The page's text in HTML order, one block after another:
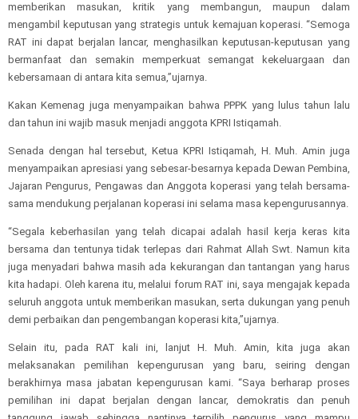
memberikan masukan, kritik yang membangun, maupun dalam
mengambil keputusan yang strategis untuk kemajuan koperasi. “Semoga
RAT ini dapat berjalan lancar, menghasilkan keputusan-keputusan yang
bermanfaat dan semakin memperkuat semangat kekeluargaan dan
kebersamaan di antara kita semua,”ujarnya.
Kakan Kemenag juga menyampaikan bahwa PPPK yang lulus tahun lalu
dan tahun ini wajib masuk menjadi anggota KPRI Istiqamah.
Senada dengan hal tersebut, Ketua KPRI Istiqamah, H. Muh. Amin juga
menyampaikan apresiasi yang sebesar-besarnya kepada Dewan Pembina,
Jajaran Pengurus, Pengawas dan Anggota koperasi yang telah bersama-
sama mendukung perjalanan koperasi ini selama masa kepengurusannya.
“Segala keberhasilan yang telah dicapai adalah hasil kerja keras kita
bersama dan tentunya tidak terlepas dari Rahmat Allah Swt. Namun kita
juga menyadari bahwa masih ada kekurangan dan tantangan yang harus
kita hadapi. Oleh karena itu, melalui forum RAT ini, saya mengajak kepada
seluruh anggota untuk memberikan masukan, serta dukungan yang penuh
demi perbaikan dan pengembangan koperasi kita,”ujarnya.
Selain itu, pada RAT kali ini, lanjut H. Muh. Amin, kita juga akan
melaksanakan pemilihan kepengurusan yang baru, seiring dengan
berakhirnya masa jabatan kepengurusan kami. “Saya berharap proses
pemilihan ini dapat berjalan dengan lancar, demokratis dan penuh